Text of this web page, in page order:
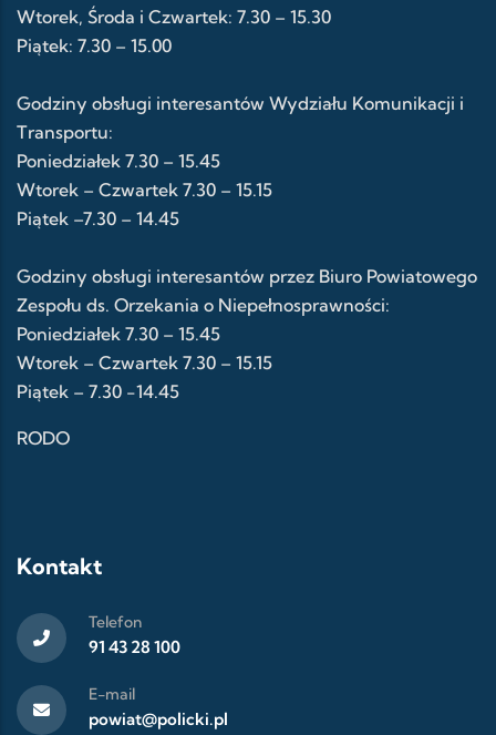
Wtorek, Środa i Czwartek: 7.30 – 15.30
Piątek: 7.30 – 15.00
Godziny obsługi interesantów Wydziału Komunikacji i
Transportu:
Poniedziałek 7.30 – 15.45
Wtorek – Czwartek 7.30 – 15.15
Piątek –7.30 – 14.45
Godziny obsługi interesantów przez Biuro Powiatowego
Zespołu ds. Orzekania o Niepełnosprawności:
Poniedziałek 7.30 – 15.45
Wtorek – Czwartek 7.30 – 15.15
Piątek – 7.30 -14.45
RODO
Kontakt
Telefon
91 43 28 100
E-mail
powiat@policki.pl